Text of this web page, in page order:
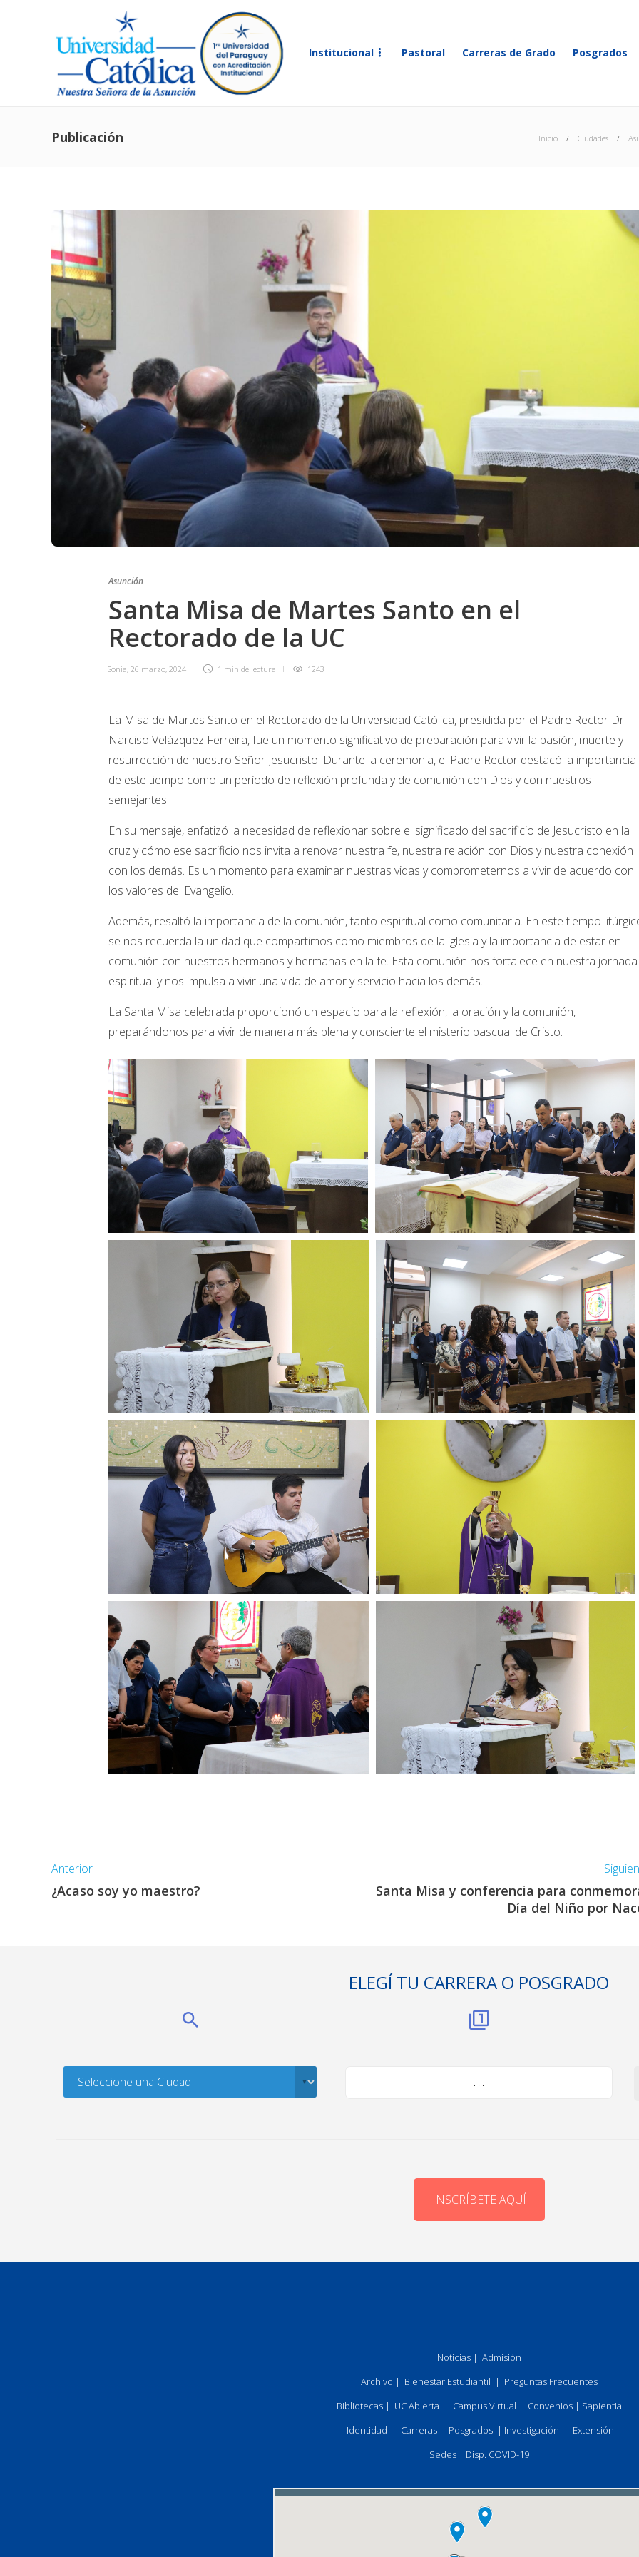
Institucional Pastoral Carreras de Grado Posgrados
Publicación Inicio Ciudades
Asunción
Santa Misa de Martes Santo en el
Rectorado de la UC
Sonia, 26 marzo, 2024 1 min de lectura 1243
La Misa de Martes Santo en el Rectorado de la Universidad Católica, presidida por el Padre Rector Dr.
Narciso Velázquez Ferreira, fue un momento significativo de preparación para vivir la pasión, muerte y
resurrección de nuestro Señor Jesucristo. Durante la ceremonia, el Padre Rector destacó la importancia
de este tiempo como un período de reflexión profunda y de comunión con Dios y con nuestros
semejantes.
En su mensaje, enfatizó la necesidad de reflexionar sobre el significado del sacrificio de Jesucristo en la
cruz y cómo ese sacrificio nos invita a renovar nuestra fe, nuestra relación con Dios y nuestra conexión
con los demás. Es un momento para examinar nuestras vidas y comprometernos a vivir de acuerdo con
los valores del Evangelio.
Además, resaltó la importancia de la comunión, tanto espiritual como comunitaria. En este tiempo
se nos recuerda la unidad que compartimos como miembros de la iglesia y la importancia de estar en
comunión con nuestros hermanos y hermanas en la fe. Esta comunión nos fortalece en nuestra jornada
espiritual y nos impulsa a vivir una vida de amor y servicio hacia los demás.
La Santa Misa celebrada proporcionó un espacio para la reflexión, la oración y la comunión,
preparándonos para vivir de manera más plena y consciente el misterio pascual de Cristo.
Anterior
¿Acaso soy yo maestro?
Santa Misa y conferencia para
Día del Niño por
ELEGÍ TU CARRERA O POSGRADO
. . .
INSCRÍBETE AQUÍ
Noticias| Admisión
Archivo | Bienestar Estudiantil | Preguntas Frecuentes
Bibliotecas| UC Abierta | Campus Virtual | Convenios| Sapientia
Identidad | Carreras| Posgrados| Investigación | Extensión
Sedes| Disp. COVID-19